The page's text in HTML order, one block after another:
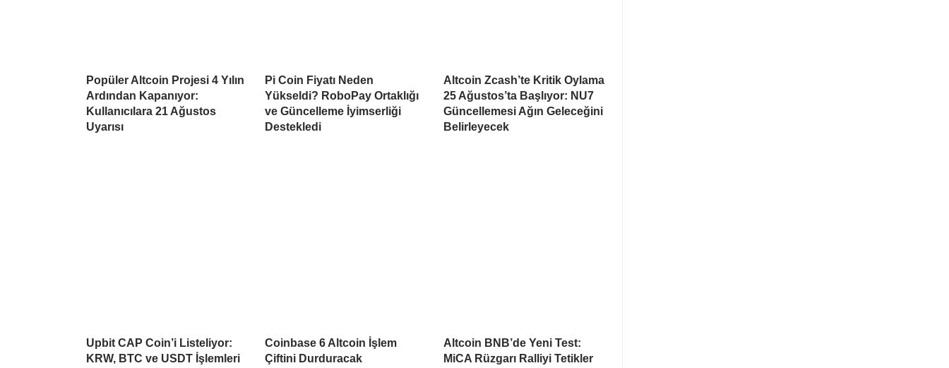
Popüler Altcoin Projesi 4 Yılın
Ardından Kapanıyor:
Kullanıcılara 21 Ağustos
Uyarısı
Pi Coin Fiyatı Neden
Yükseldi? RoboPay Ortaklığı
ve Güncelleme İyimserliği
Destekledi
Altcoin Zcash’te Kritik Oylama
25 Ağustos’ta Başlıyor: NU7
Güncellemesi Ağın Geleceğini
Belirleyecek
Upbit CAP Coin’i Listeliyor:
KRW, BTC ve USDT İşlemleri
Coinbase 6 Altcoin İşlem
Çiftini Durduracak
Altcoin BNB’de Yeni Test:
MiCA Rüzgarı Ralliyi Tetikler